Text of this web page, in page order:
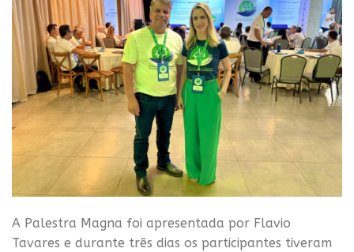
A Palestra Magna foi apresentada por Flavio
Tavares e durante três dias os participantes tiveram